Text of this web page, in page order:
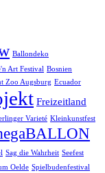
Ballondeko
Art Festival Bosnien
Zoo Augsburg Ecuador
Freizeitland
Varieté Kleinkunstfest
Sag die Wahrheit Seefest
Oelde Spielbudenfestival